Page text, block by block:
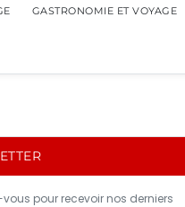
GASTRONOMIE ET VOYAGE
pour recevoir nos derniers